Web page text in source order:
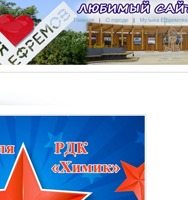
Главная О городе Музыка Ефремова